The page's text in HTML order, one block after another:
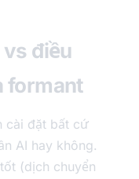
điều
formant
cài đặt bất cứ
AI hay không.
(dịch chuyển